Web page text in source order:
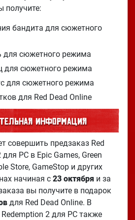
получите:
бандита для сюжетного
для сюжетного режима
для сюжетного режима
для сюжетного режима
для Red Dead Online
информация
совершить предзаказ Red
PC в Epic Games, Green
Store, GameStop и других
начиная с 23 октября и за
вы получите в подарок
для Red Dead Online. В
2 для PC также